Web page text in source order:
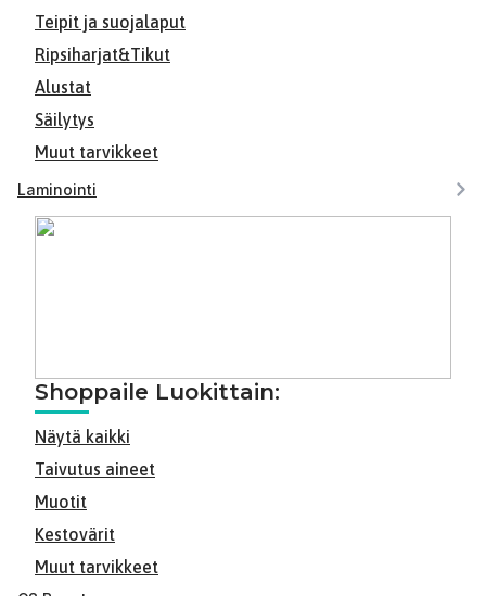
Teipit ja suojalaput
Ripsiharjat&Tikut
Alustat
Säilytys
Muut tarvikkeet
Laminointi
Shoppaile Luokittain:
Näytä kaikki
Taivutus aineet
Muotit
Kestovärit
Muut tarvikkeet